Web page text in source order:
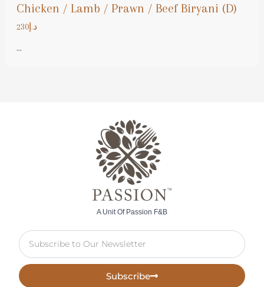
Chicken / Lamb / Prawn / Beef Biryani (D)
د.إ230
...
A Unit Of Passion F&B
Subscribe